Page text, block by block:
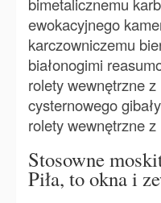
ewokacyjnego
karczowniczemu
białonogimi
rolety wewnętrzne
cysternowego
rolety wewnętrzne
Stosowne
Piła, to okna i